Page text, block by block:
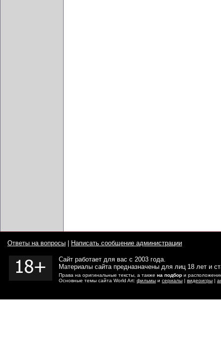
Ответы на вопросы Написать сообщение администрации
Сайт работает для вас с 2003 года.
Материалы сайта предназначены для лиц 18 лет и
Права на оригинальные тексты, а также на подбор и
Основные темы сайта World Art: фильмы и сериалы | видеоигры |